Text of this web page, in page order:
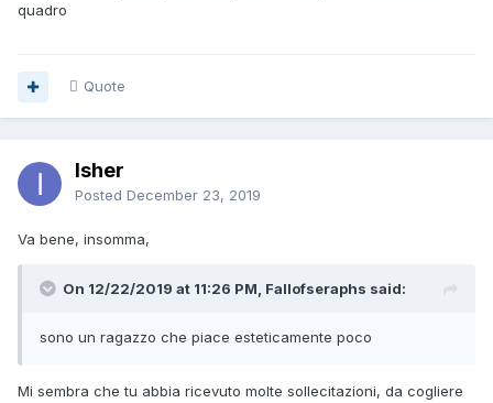
quadro
Quote
Isher
Posted December 23, 2019
Va bene, insomma,
On 12/22/2019 at 11:26 PM, Fallofseraphs said:
sono un ragazzo che piace esteticamente poco
Mi sembra che tu abbia ricevuto molte sollecitazioni, da cogliere